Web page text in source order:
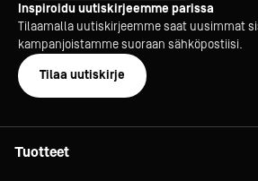
Inspiroidu uutiskirjeemme parissa
Tilaamalla uutiskirjeemme saat uusimmat
kampanjoistamme suoraan sähköpostiisi.
Tilaa uutiskirje
Tuotteet